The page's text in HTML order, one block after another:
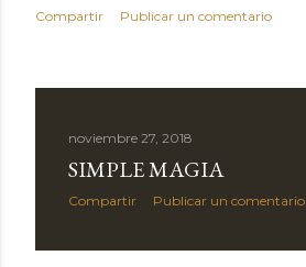
Compartir Publicar un comentario
noviembre 27, 2018
SIMPLE MAGIA
Compartir Publicar un comentario